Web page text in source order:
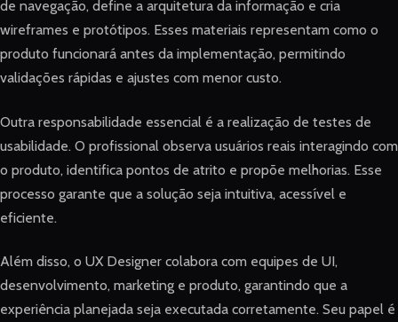
de navegação, define a arquitetura da informação e cria
wireframes e protótipos. Esses materiais representam como o
produto funcionará antes da implementação, permitindo
validações rápidas e ajustes com menor custo.
Outra responsabilidade essencial é a realização de testes de
usabilidade. O profissional observa usuários reais interagindo com
o produto, identifica pontos de atrito e propõe melhorias. Esse
processo garante que a solução seja intuitiva, acessível e
eficiente.
Além disso, o UX Designer colabora com equipes de UI,
desenvolvimento, marketing e produto, garantindo que a
experiência planejada seja executada corretamente. Seu papel é